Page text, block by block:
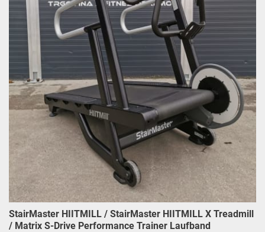
StairMaster HIITMILL / StairMaster HIITMILL X Treadmill
/ Matrix S-Drive Performance Trainer Laufband